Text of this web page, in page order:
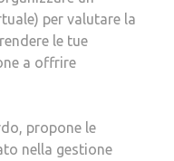
per valutare la
le tue
a offrire
propone le
nella gestione